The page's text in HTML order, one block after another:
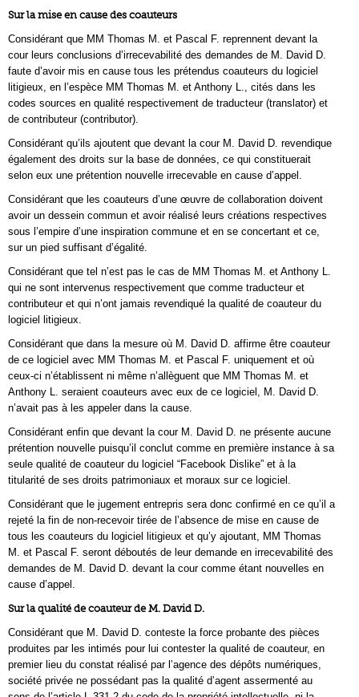
Sur la mise en cause des coauteurs
Considérant que MM Thomas M. et Pascal F. reprennent devant la
cour leurs conclusions d’irrecevabilité des demandes de M. David D.
faute d’avoir mis en cause tous les prétendus coauteurs du logiciel
litigieux, en l’espèce MM Thomas M. et Anthony L., cités dans les
codes sources en qualité respectivement de traducteur (translator) et
de contributeur (contributor).
Considérant qu’ils ajoutent que devant la cour M. David D. revendique
également des droits sur la base de données, ce qui constituerait
selon eux une prétention nouvelle irrecevable en cause d’appel.
Considérant que les coauteurs d’une œuvre de collaboration doivent
avoir un dessein commun et avoir réalisé leurs créations respectives
sous l’empire d’une inspiration commune et en se concertant et ce,
sur un pied suffisant d’égalité.
Considérant que tel n’est pas le cas de MM Thomas M. et Anthony L.
qui ne sont intervenus respectivement que comme traducteur et
contributeur et qui n’ont jamais revendiqué la qualité de coauteur du
logiciel litigieux.
Considérant que dans la mesure où M. David D. affirme être coauteur
de ce logiciel avec MM Thomas M. et Pascal F. uniquement et où
ceux-ci n’établissent ni même n’allèguent que MM Thomas M. et
Anthony L. seraient coauteurs avec eux de ce logiciel, M. David D.
n’avait pas à les appeler dans la cause.
Considérant enfin que devant la cour M. David D. ne présente aucune
prétention nouvelle puisqu’il conclut comme en première instance à sa
seule qualité de coauteur du logiciel “Facebook Dislike” et à la
titularité de ses droits patrimoniaux et moraux sur ce logiciel.
Considérant que le jugement entrepris sera donc confirmé en ce qu’il a
rejeté la fin de non-recevoir tirée de l’absence de mise en cause de
tous les coauteurs du logiciel litigieux et qu’y ajoutant, MM Thomas
M. et Pascal F. seront déboutés de leur demande en irrecevabilité des
demandes de M. David D. devant la cour comme étant nouvelles en
cause d’appel.
Sur la qualité de coauteur de M. David D.
Considérant que M. David D. conteste la force probante des pièces
produites par les intimés pour lui contester la qualité de coauteur, en
premier lieu du constat réalisé par l’agence des dépôts numériques,
société privée ne possédant pas la qualité d’agent assermenté au